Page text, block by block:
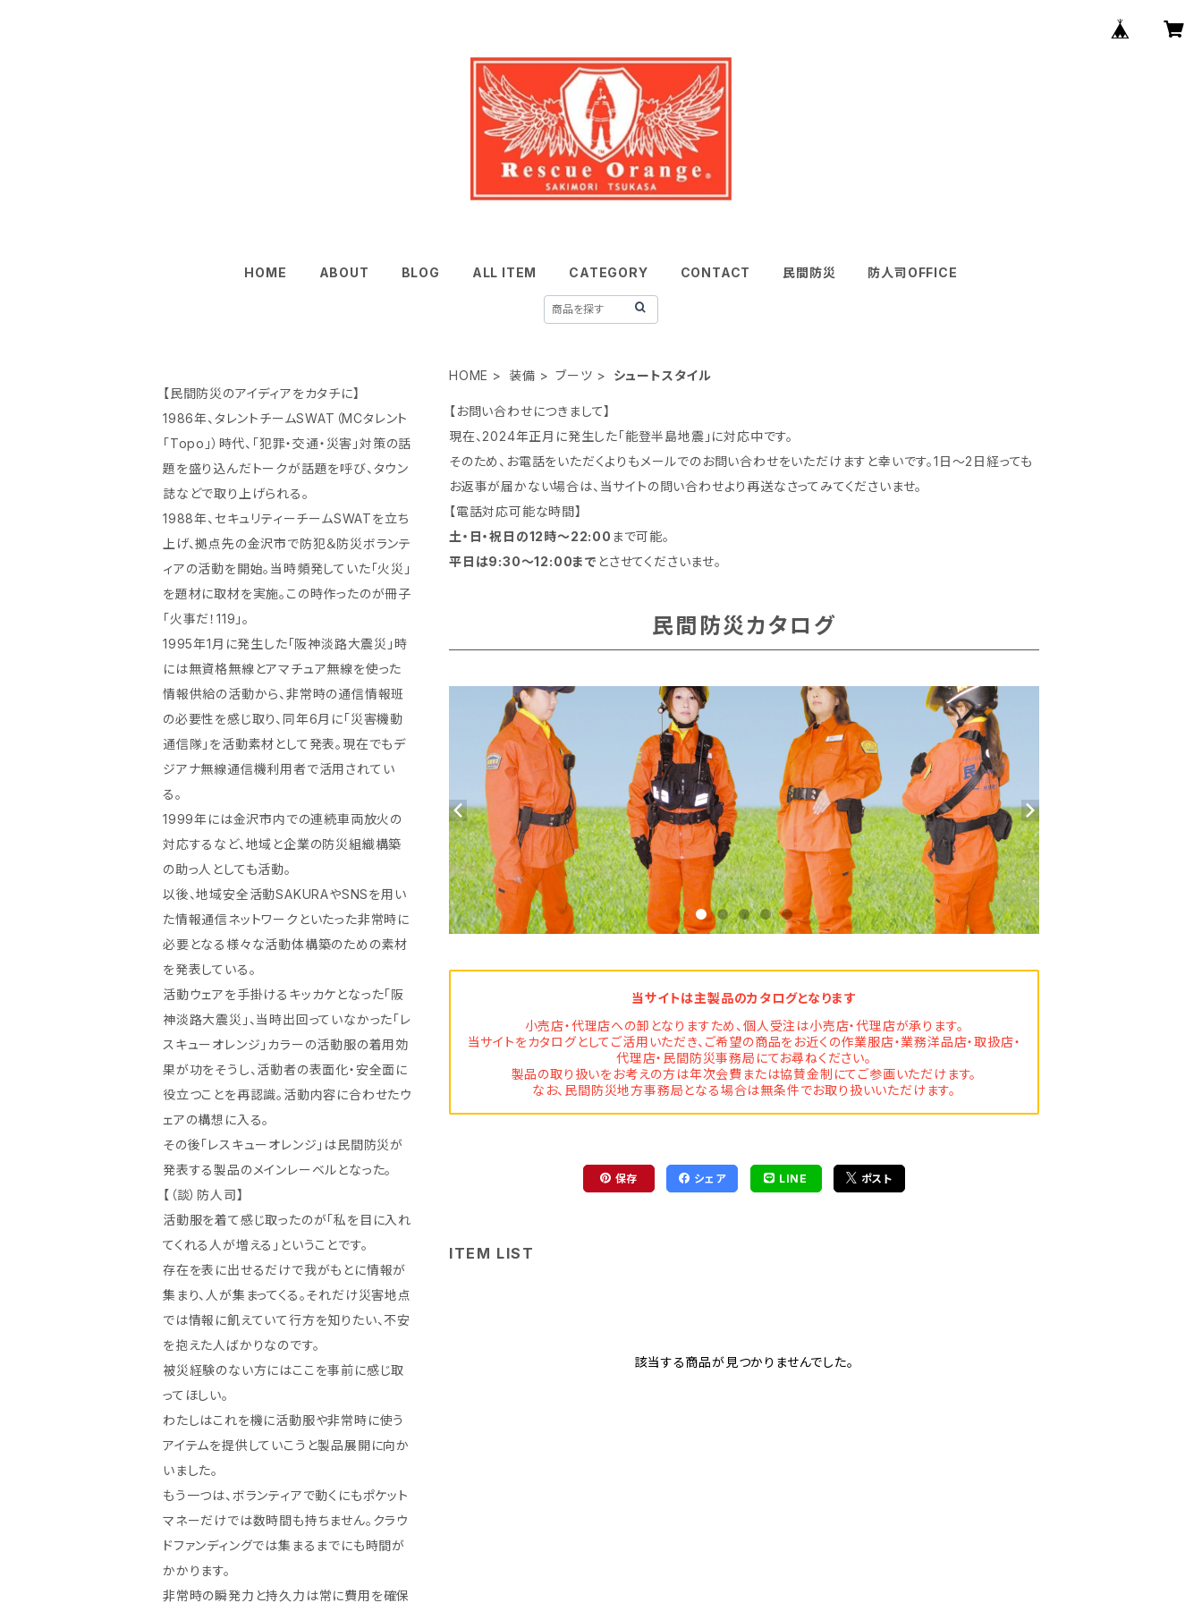
HOME ABOUT BLOG ALL ITEM CATEGORY CONTACT 民間防災 防人司OFFICE
HOME 装備 ブーツ シュートスタイル
【お問い合わせにつきまして】
現在、2024年正月に発生した「能登半島地震」に対応中です。
そのため、お電話をいただくよりもメールでのお問い合わせをいただけますと幸いです。1日～2日経っても
お返事が届かない場合は、当サイトの問い合わせより再送なさってみてくださいませ。
【電話対応可能な時間】
土・日・祝日の12時～22:00 まで可能。
平日は9:30～12:00まで とさせてくださいませ。
民間防災カタログ
当サイトは主製品のカタログとなります
小売店・代理店への卸となりますため、個人受注は小売店・代理店が承ります。
当サイトをカタログとしてご活用いただき、ご希望の商品をお近くの作業服店・業務洋品店・取扱店・
代理店・民間防災事務局にてお尋ねください。
製品の取り扱いをお考えの方は年次会費または協賛金制にてご参画いただけます。
なお、民間防災地方事務局となる場合は無条件でお取り扱いいただけます。
保存 シェア LINE ポスト
ITEM LIST
該当する商品が見つかりませんでした。
【民間防災のアイディアをカタチに】
1986年、タレントチームSWAT（MCタレント
「Topo」）時代、「犯罪・交通・災害」対策の話
題を盛り込んだトークが話題を呼び、タウン
誌などで取り上げられる。
1988年、セキュリティーチームSWATを立ち
上げ、拠点先の金沢市で防犯＆防災ボランテ
ィアの活動を開始。当時頻発していた「火災」
を題材に取材を実施。この時作ったのが冊子
「火事だ！119」。
1995年1月に発生した「阪神淡路大震災」時
には無資格無線とアマチュア無線を使った
情報供給の活動から、非常時の通信情報班
の必要性を感じ取り、同年6月に「災害機動
通信隊」を活動素材として発表。現在でもデ
ジアナ無線通信機利用者で活用されてい
る。
1999年には金沢市内での連続車両放火の
対応するなど、地域と企業の防災組織構築
の助っ人としても活動。
以後、地域安全活動SAKURAやSNSを用い
た情報通信ネットワークといたった非常時に
必要となる様々な活動体構築のための素材
を発表している。
活動ウェアを手掛けるキッカケとなった「阪
神淡路大震災」、当時出回っていなかった「レ
スキューオレンジ」カラーの活動服の着用効
果が功をそうし、活動者の表面化・安全面に
役立つことを再認識。活動内容に合わせたウ
ェアの構想に入る。
その後「レスキューオレンジ」は民間防災が
発表する製品のメインレーベルとなった。
【（談）防人司】
活動服を着て感じ取ったのが「私を目に入れ
てくれる人が増える」ということです。
存在を表に出せるだけで我がもとに情報が
集まり、人が集まってくる。それだけ災害地点
では情報に飢えていて行方を知りたい、不安
を抱えた人ばかりなのです。
被災経験のない方にはここを事前に感じ取
ってほしい。
わたしはこれを機に活動服や非常時に使う
アイテムを提供していこうと製品展開に向か
いました。
もう一つは、ボランティアで動くにもポケット
マネーだけでは数時間も持ちません。クラウ
ドファンディングでは集まるまでにも時間が
かかります。
非常時の瞬発力と持久力は常に費用を確保